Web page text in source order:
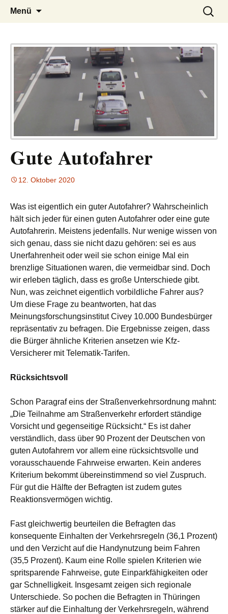
LUCKX
– das Magazin
Menü
Suchen
nach:
Gute Autofahrer
12. Oktober 2020
Was ist eigentlich ein guter Autofahrer? Wahrscheinlich
hält sich jeder für einen guten Autofahrer oder eine gute
Autofahrerin. Meistens jedenfalls. Nur wenige wissen von
sich genau, dass sie nicht dazu gehören: sei es aus
Unerfahrenheit oder weil sie schon einige Mal ein
brenzlige Situationen waren, die vermeidbar sind. Doch
wir erleben täglich, dass es große Unterschiede gibt.
Nun, was zeichneteigentlich vorbildliche Fahrer aus?
Um diese Frage zu beantworten, hat das
Meinungsforschungsinstitut Civey 10.000 Bundesbürger
repräsentativ zu befragen. Die Ergebnisse zeigen, dass
die Bürger ähnliche Kriterien ansetzen wie Kfz-
Versicherer mit Telematik-Tarifen.
Rücksichtsvoll
Schon Paragraf eins der Straßenverkehrsordnung mahnt:
„Die Teilnahme am Straßenverkehr erfordert ständige
Vorsicht und gegenseitige Rücksicht.“ Es ist daher
verständlich, dass über 90 Prozent der Deutschen von
guten Autofahrern vor allem eine rücksichtsvolle und
vorausschauende Fahrweise erwarten. Kein anderes
Kriterium bekommt übereinstimmend so viel Zuspruch.
Für gut die Hälfte der Befragten ist zudem gutes
Reaktionsvermögen wichtig.
Fast gleichwertig beurteilen die Befragten das
konsequente Einhalten der Verkehrsregeln (36,1 Prozent)
und den Verzicht auf die Handynutzung beim Fahren
(35,5 Prozent). Kaum eine Rolle spielen Kriterien wie
spritsparende Fahrweise, gute Einparkfähigkeiten oder
gar Schnelligkeit. Insgesamt zeigen sich regionale
Unterschiede. So pochen die Befragten in Thüringen
stärker auf die Einhaltung der Verkehrsregeln, während